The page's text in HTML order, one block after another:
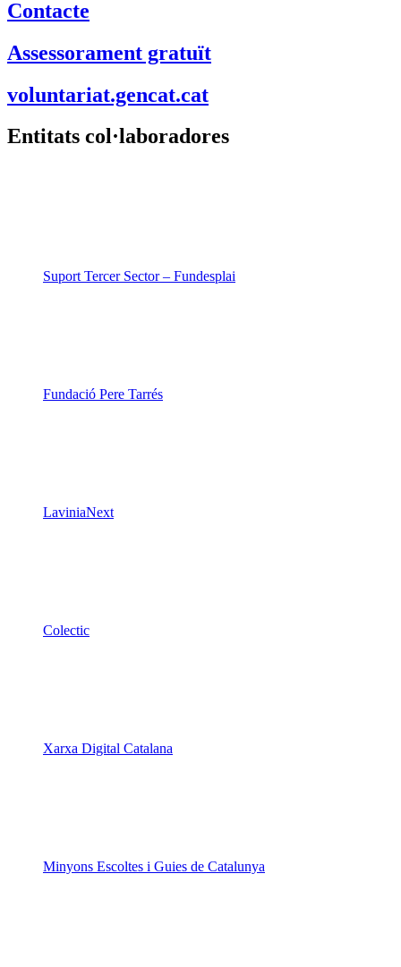
Contacte
Assessorament gratuït
voluntariat.gencat.cat
Entitats col·laboradores
Suport Tercer Sector – Fundesplai
Fundació Pere Tarrés
LaviniaNext
Colectic
Xarxa Digital Catalana
Minyons Escoltes i Guies de Catalunya